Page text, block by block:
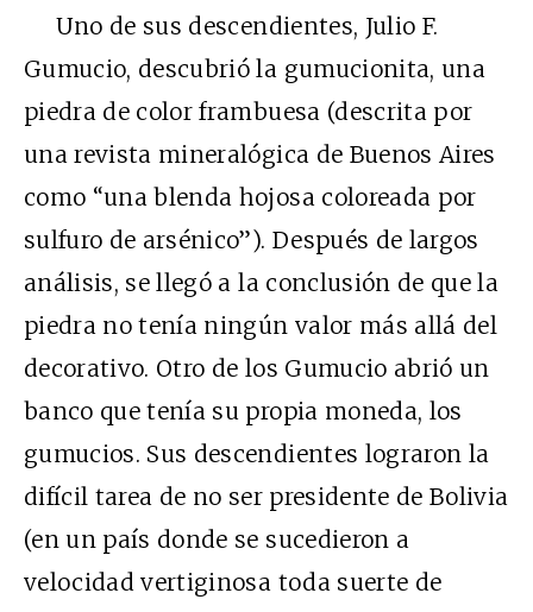
Uno de sus descendientes, Julio F.
Gumucio, descubrió la gumucionita, una
piedra de color frambuesa (descrita por
una revista mineralógica de Buenos Aires
como “una blenda hojosa coloreada por
sulfuro de arsénico”). Después de largos
análisis, se llegó a la conclusión de que la
piedra no tenía ningún valor más allá del
decorativo. Otro de los Gumucio abrió un
banco que tenía su propia moneda, los
gumucios. Sus descendientes lograron la
difícil tarea de no ser presidente de Bolivia
(en un país donde se sucedieron a
velocidad vertiginosa toda suerte de